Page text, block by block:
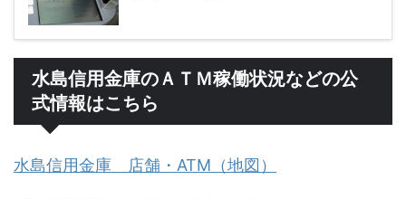
水島信用金庫のＡＴＭ稼働状況などの公
式情報はこちら
水島信用金庫 店舗・ATM（地図）